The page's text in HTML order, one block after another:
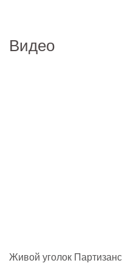
Видео
Живой уголок